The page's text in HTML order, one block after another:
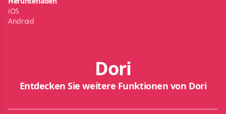
iOS
Android
Dori
Entdecken Sie weitere Funktionen von Dori